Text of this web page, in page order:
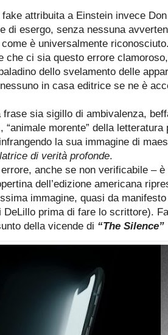
attribuita a Einstein invece
di esergo, senza nessuna
è universalmente
che ci sia questo errore
dello svelamento delle
in casa editrice se ne è
frase sia sigillo di ambivalenza,
“animale morente” della
la sua immagine di
di verità profonde.
anche se non verificabile –
dell’edizione americana
immagine, quasi da
DeLillo prima di fare lo scrittore).
della vicende di “The Silence”